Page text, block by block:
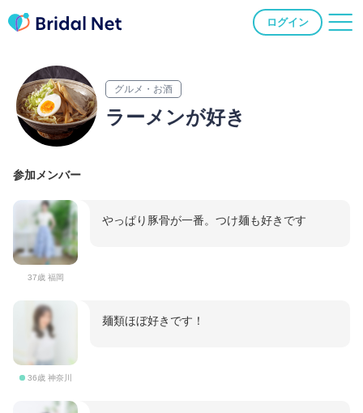
ログイン
グルメ・お酒
ラーメンが好き
参加メンバー
37歳 福岡
やっぱり豚骨が一番。つけ麺も好きです
36歳 神奈川
麺類ほぼ好きです！